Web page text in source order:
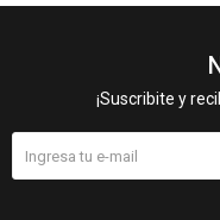
¡Suscribite y